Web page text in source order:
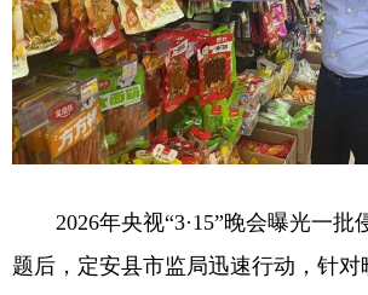
2026年央视“3·15”晚会曝光一批
题后，定安县市监局迅速行动，针对